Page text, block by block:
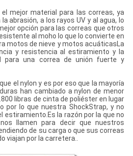
mejor material para las correas, ya
abrasión, a los rayos UV y al agua, lo
opción para las correas que otros
al moho lo que lo convierte en
motos de nieve y motos acuáticasLa
y resistencia al estiramiento y la
para una correa de unión fuerte y
el nylon y es por eso que la mayoría
han cambiado a nylon de menor
libras de cinta de poliéster en lugar
por lo que nuestra ShockStrap, y no
estiramiento.Es la razón por la que no
llamen para decir que nuestros
de su carga o que sus correas
viajan por la carretera..